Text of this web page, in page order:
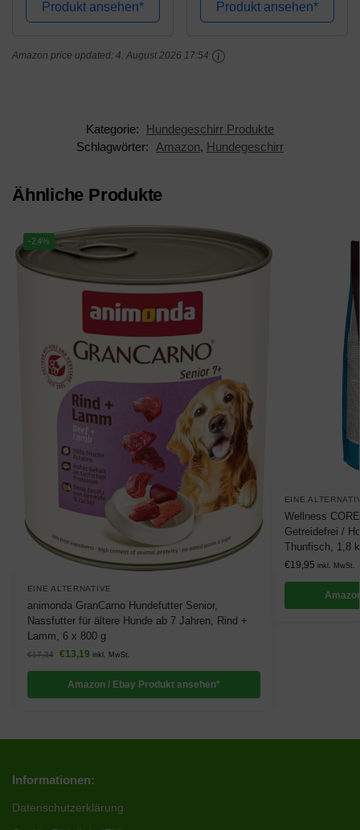
Führgeschirr
Produkt ansehen*
Produkt ansehen*
Amazon price updated: 4. August 2026 17:54
Kategorie:
Hundegeschirr Produkte
Schlagwörter:
Amazon, Hundegeschirr
Ähnliche Produkte
-24%
EINE ALTERNATIVE
animonda GranCarno Hundefutter Senior,
Nassfutter für ältere Hunde ab 7 Jahren, Rind +
Lamm, 6 x 800 g
€17,34 €13,19 inkl. MwSt.
Amazon / Ebay Produkt ansehen*
EINE
Wellness
Getreidefrei /
Thunfisch, 1,8
€19,95 inkl. MwSt.
Informationen:
Datenschutzerklärung